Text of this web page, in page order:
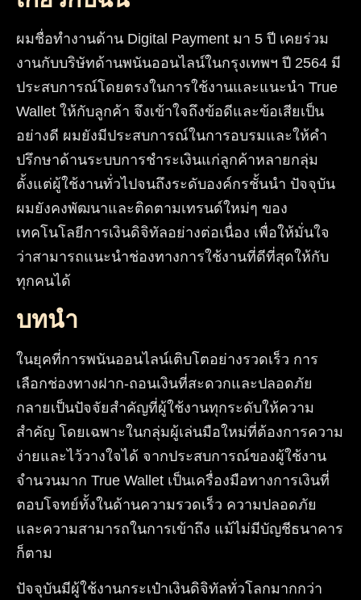
ผมชื่อทำงานด้าน Digital Payment มา 5 ปี เคยร่วม
งานกับบริษัทด้านพนันออนไลน์ในกรุงเทพฯ ปี 2564 มี
ประสบการณ์โดยตรงในการใช้งานและแนะนำ True
Wallet ให้กับลูกค้า จึงเข้าใจถึงข้อดีและข้อเสียเป็น
อย่างดี ผมยังมีประสบการณ์ในการอบรมและให้คำ
ปรึกษาด้านระบบการชำระเงินแก่ลูกค้าหลายกลุ่ม
ตั้งแต่ผู้ใช้งานทั่วไปจนถึงระดับองค์กรชั้นนำ ปัจจุบัน
ผมยังคงพัฒนาและติดตามเทรนด์ใหม่ๆ ของ
เทคโนโลยีการเงินดิจิทัลอย่างต่อเนื่อง เพื่อให้มั่นใจ
ว่าสามารถแนะนำช่องทางการใช้งานที่ดีที่สุดให้กับ
ทุกคนได้
บทนำ
ในยุคที่การพนันออนไลน์เติบโตอย่างรวดเร็ว การ
เลือกช่องทางฝาก-ถอนเงินที่สะดวกและปลอดภัย
กลายเป็นปัจจัยสำคัญที่ผู้ใช้งานทุกระดับให้ความ
สำคัญ โดยเฉพาะในกลุ่มผู้เล่นมือใหม่ที่ต้องการความ
ง่ายและไว้วางใจได้ จากประสบการณ์ของผู้ใช้งาน
จำนวนมาก True Wallet เป็นเครื่องมือทางการเงินที่
ตอบโจทย์ทั้งในด้านความรวดเร็ว ความปลอดภัย
และความสามารถในการเข้าถึง แม้ไม่มีบัญชีธนาคาร
ก็ตาม
ปัจจุบันมีผู้ใช้งานกระเป๋าเงินดิจิทัลทั่วโลกมากกว่า